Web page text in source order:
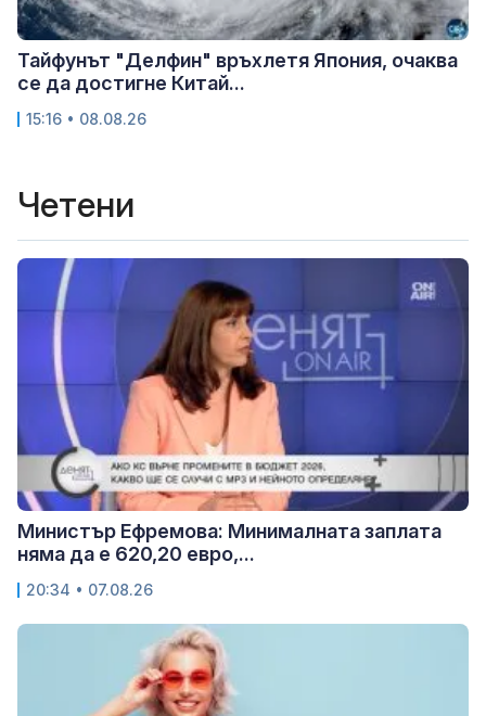
Тайфунът "Делфин" връхлетя Япония, очаква
се да достигне Китай...
15:16 • 08.08.26
Четени
Министър Ефремова: Минималната заплата
няма да е 620,20 евро,...
20:34 • 07.08.26